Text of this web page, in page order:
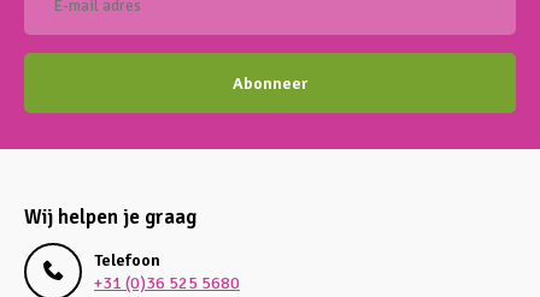
Abonneer
Wij helpen je graag
Telefoon
+31 (0)36 525 5680